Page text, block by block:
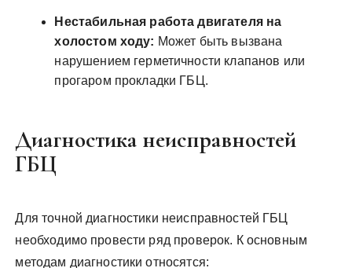
Нестабильная работа двигателя на
холостом ходу: Может быть вызвана
нарушением герметичности клапанов или
прогаром прокладки ГБЦ.
Диагностика неисправностей
ГБЦ
Для точной диагностики неисправностей ГБЦ
необходимо провести ряд проверок. К основным
методам диагностики относятся: